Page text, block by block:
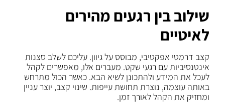
שילוב בין רגעים מהירים
לאיטיים
קצב דרמטי אפקטיבי, מבוסס על גיוון. עליכם לשלב סצנות
אינטנסיביות עם רגעי שקט. מעברים אלו, מאפשרים לקהל
לעכל את המידע ולהתכונן לשיא הבא. כאשר הכול מתרחש
באותה עוצמה, נוצרת תחושת עייפות. שינוי קצב, יוצר עניין
ומחזיק את הקהל לאורך זמן.